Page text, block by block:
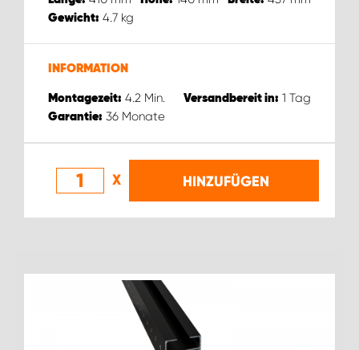
Gewicht: 4.7 kg
INFORMATION
Montagezeit: 4.2 Min. Versandbereit in: 1 Tag
Garantie: 36 Monate
X HINZUFÜGEN
WORK SYSTEM STUTTGART